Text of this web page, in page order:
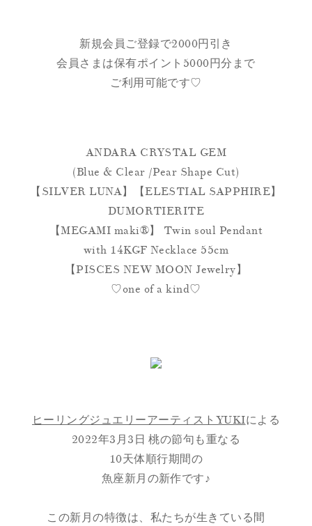
新規会員ご登録で2000円引き
会員さまは保有ポイント5000円分まで
ご利用可能です♡
ANDARA CRYSTAL GEM
(Blue & Clear /Pear Shape Cut)
【SILVER LUNA】【ELESTIAL SAPPHIRE】
DUMORTIERITE
【MEGAMI maki®︎】 Twin soul Pendant
with 14KGF Necklace 55cm
【PISCES NEW MOON Jewelry】
♡one of a kind♡
ヒーリングジュエリーアーティストYUKIによる
2022年3月3日 桃の節句も重なる
10天体順行期間の
魚座新月の新作です♪
この新月の特徴は、私たちが生きている間